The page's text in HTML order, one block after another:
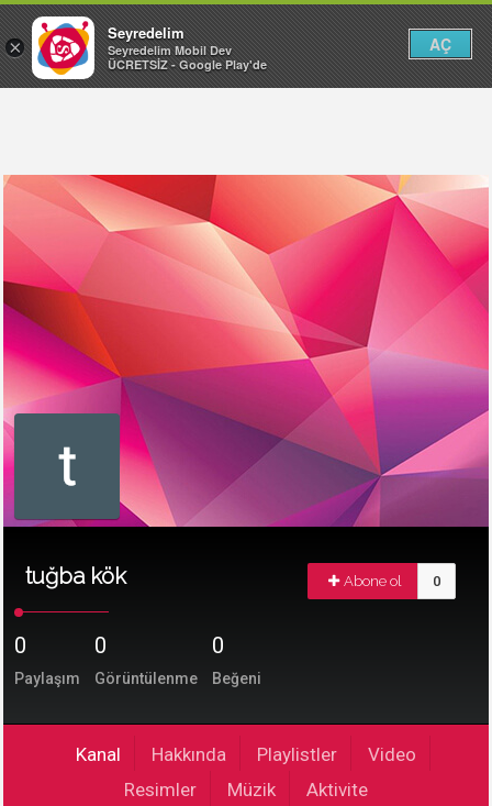
tuğba kök Abone ol 0
0
Paylaşım
0
Görüntülenme
0
Beğeni
Kanal Hakkında Playlistler
Video
Resimler
Müzik Aktivite
×
Seyredelim
Seyredelim Mobil Dev
ÜCRETSİZ - Google Play'de
AÇ